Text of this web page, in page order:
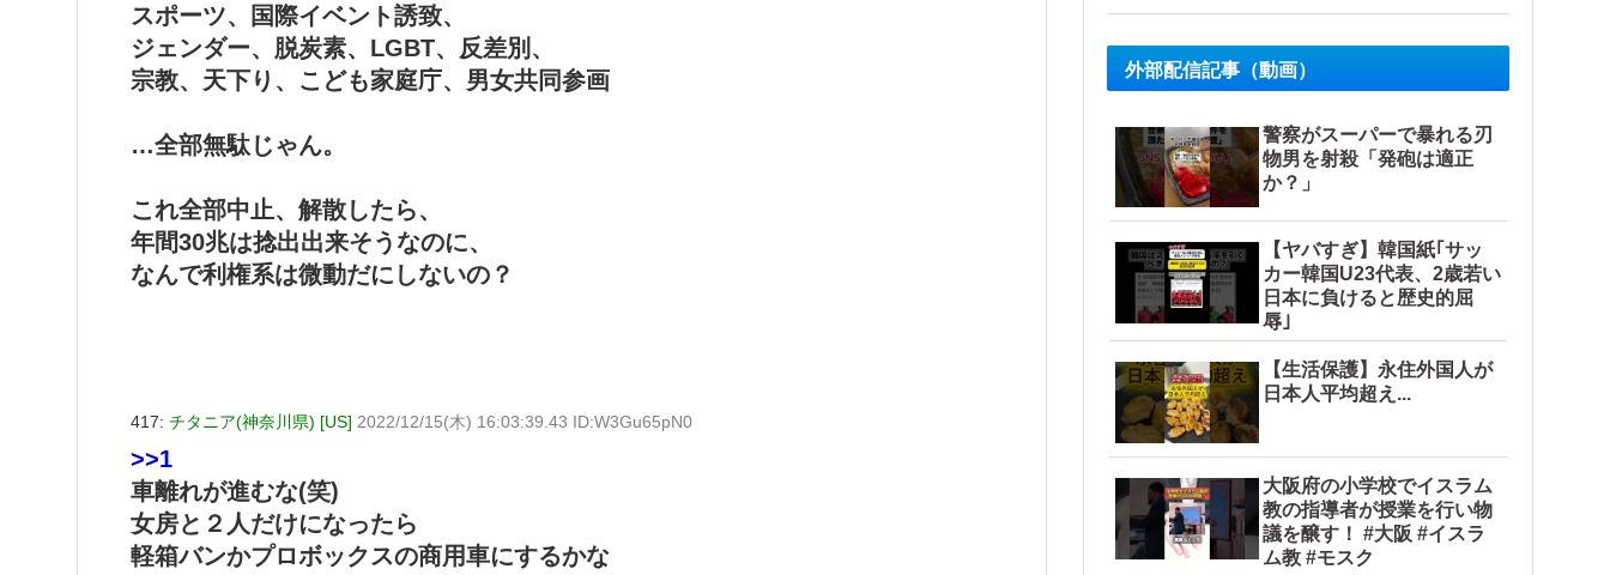
スポーツ、国際イベント誘致、
ジェンダー、脱炭素、LGBT、反差別、
宗教、天下り、こども家庭庁、男女共同参画
…全部無駄じゃん。
これ全部中止、解散したら、
年間30兆は捻出出来そうなのに、
なんで利権系は微動だにしないの？
417: チタニア(神奈川県) [US] 2022/12/15(木) 16:03:39.43 ID:W3Gu65pN0
>>1
車離れが進むな(笑)
女房と２人だけになったら
軽箱バンかプロボックスの商用車にするかな
外部配信記事（動画）
警察がスーパーで暴れる刃
物男を射殺「発砲は適正
か？」
【ヤバすぎ】韓国紙｢サッ
カー韓国U23代表、2歳若い
日本に負けると歴史的屈
辱｣
【生活保護】永住外国人が
日本人平均超え...
大阪府の小学校でイスラム
教の指導者が授業を行い物
議を醸す！ #大阪 #イスラ
ム教 #モスク